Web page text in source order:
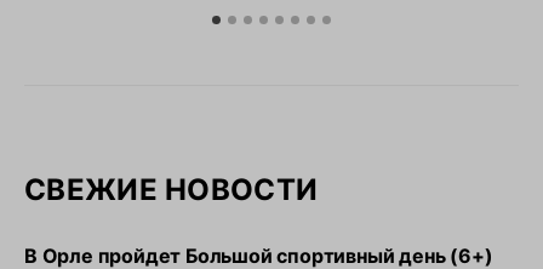
СВЕЖИЕ НОВОСТИ
В Орле пройдет Большой спортивный день (6+)